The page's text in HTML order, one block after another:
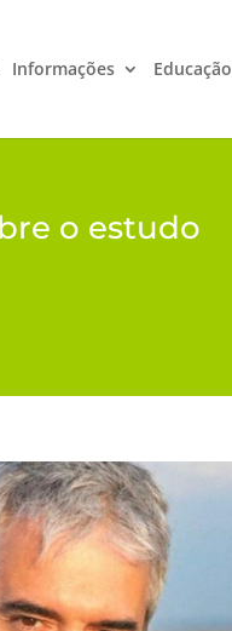
Informações
o estudo